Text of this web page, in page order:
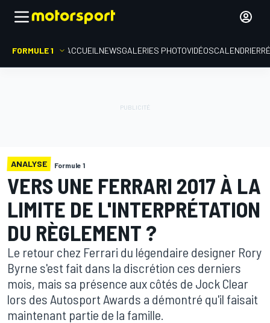
FORMULE 1 ACCUEIL NEWSGALERIES PHOTOVIDÉOSCALENDRIER
ANALYSE Formule 1
VERS UNE FERRARI 2017 À LA
LIMITE DE L'INTERPRÉTATION
DU RÈGLEMENT ?
Le retour chez Ferrari du légendaire designer Rory
Byrne s'est fait dans la discrétion ces derniers
mois, mais sa présence aux côtés de Jock Clear
lors des Autosport Awards a démontré qu'il faisait
maintenant partie de la famille.